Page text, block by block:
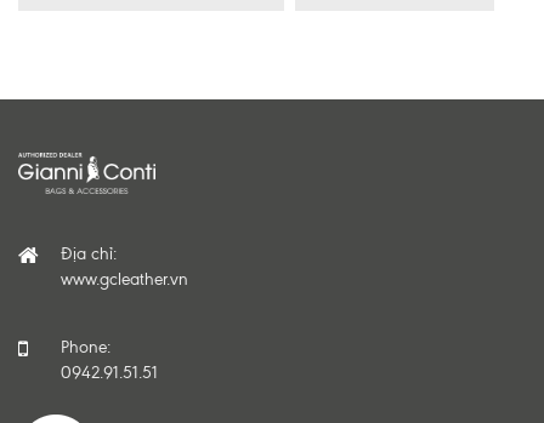
Địa chỉ:
www.gcleather.vn
Phone:
0942.91.51.51